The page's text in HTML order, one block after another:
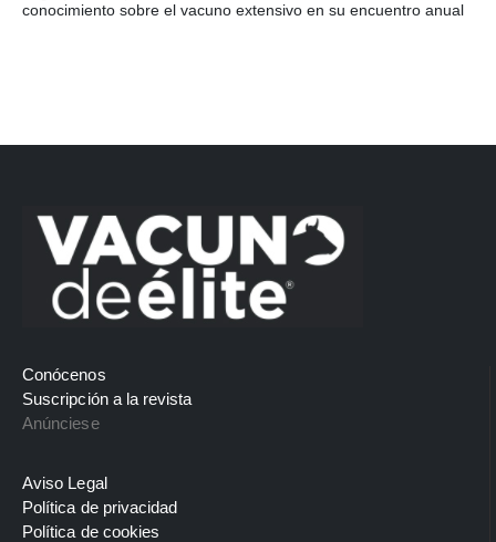
conocimiento sobre el vacuno extensivo en su encuentro anual
Conócenos
Suscripción a la revista
Anúnciese
Aviso Legal
Política de privacidad
Política de cookies